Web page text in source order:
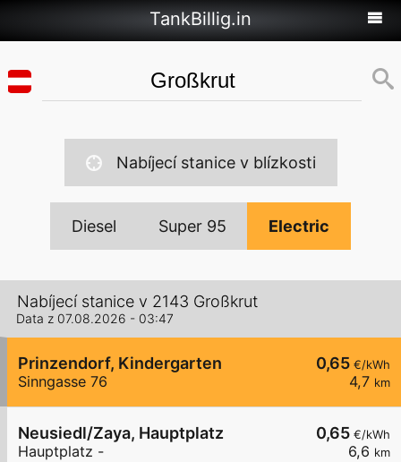
TankBillig.in
Nabíjecí stanice v blízkosti
Diesel Super 95 Electric
Nabíjecí stanice v 2143 Großkrut
Data z 07.08.2026 - 03:47
0,65 €/kWh
4,7 km
Prinzendorf, Kindergarten
Sinngasse 76
0,65 €/kWh
6,6 km
Neusiedl/Zaya, Hauptplatz
Hauptplatz -